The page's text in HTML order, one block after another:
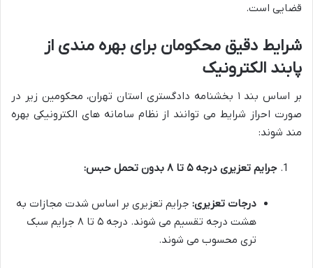
قضایی است.
شرایط دقیق محکومان برای بهره مندی از
پابند الکترونیک
بر اساس بند ۱ بخشنامه دادگستری استان تهران، محکومین زیر در
صورت احراز شرایط می توانند از نظام سامانه های الکترونیکی بهره
مند شوند:
جرایم تعزیری درجه ۵ تا ۸ بدون تحمل حبس:
درجات تعزیری: جرایم تعزیری بر اساس شدت مجازات به
هشت درجه تقسیم می شوند. درجه ۵ تا ۸ جرایم سبک
تری محسوب می شوند.